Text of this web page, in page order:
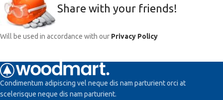
Share with your friends!
Will be used in accordance with our Privacy Policy
Condimentum adipiscing vel neque dis nam parturient orci at
scelerisque neque dis nam parturient.